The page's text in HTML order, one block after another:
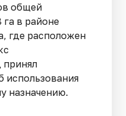
общей
в районе
где расположен
принял
использования
назначению.